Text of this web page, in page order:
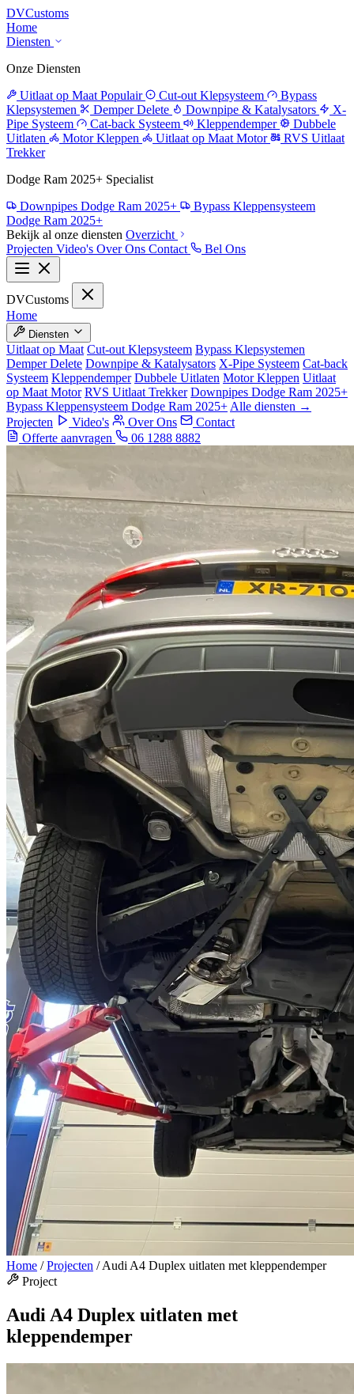
DVCustoms
Home
Diensten
Onze Diensten
Uitlaat op Maat Populair Cut-out Klepsysteem
Bypass
Klepsystemen
Demper Delete Downpipe & Katalysators
X-
Pipe Systeem
Cat-back Systeem Kleppendemper
Dubbele
Uitlaten
Motor Kleppen Uitlaat op Maat Motor
RVS Uitlaat
Trekker
Dodge Ram 2025+ Specialist
Downpipes Dodge Ram 2025+
Bypass Kleppensysteem
Dodge Ram 2025+
Bekijk al onze diensten Overzicht
Projecten Video's Over Ons Contact Bel Ons
DVCustoms
Home
Diensten
Uitlaat op Maat Cut-out Klepsysteem Bypass Klepsystemen
Demper Delete Downpipe & Katalysators X-Pipe Systeem Cat-back
Systeem Kleppendemper Dubbele Uitlaten Motor Kleppen Uitlaat
op Maat Motor RVS Uitlaat Trekker Downpipes Dodge Ram 2025+
Bypass Kleppensysteem Dodge Ram 2025+ Alle diensten →
Projecten
Video's Over Ons
Contact
Offerte aanvragen
06 1288 8882
Home / Projecten / Audi A4 Duplex uitlaten met kleppendemper
Project
Audi A4 Duplex uitlaten met
kleppendemper